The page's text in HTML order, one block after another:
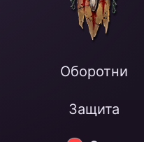
Оборотни
Защита